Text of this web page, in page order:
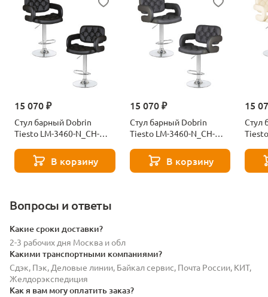
15 070 ₽
Стул барный Dobrin
Tiesto LM-3460-N_CH-
В корзину
15 070 ₽
Стул барный Dobrin
Tiesto LM-3460-N_CH-
В корзину
15
Стул
Вопросы и ответы
Какие сроки доставки?
2-3 рабочих дня Москва и обл
Какими транспортными компаниями?
Сдэк, Пэк, Деловые линии, Байкал сервис, Почта России, КИТ,
Желдорэкспедиция
Как я вам могу оплатить заказ?